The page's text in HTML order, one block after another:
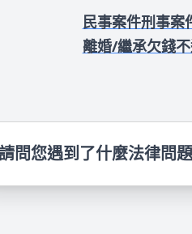
民事案件刑事案
離婚/繼承欠錢
請問您遇到了什麼法律問